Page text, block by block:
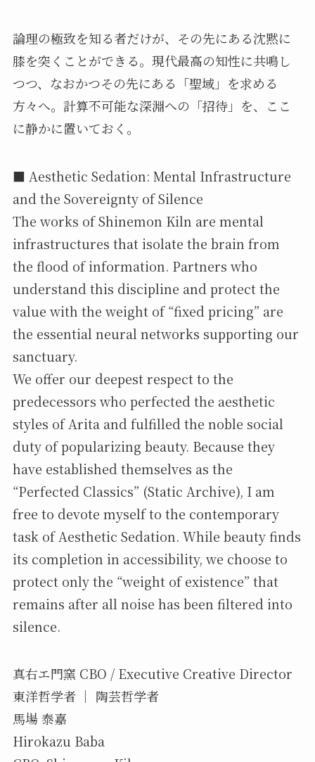
論理の極致を知る者だけが、その先にある沈黙に
膝を突くことができる。現代最高の知性に共鳴し
つつ、なおかつその先にある「聖域」を求める
方々へ。計算不可能な深淵への「招待」を、ここ
に静かに置いておく。
■ Aesthetic Sedation: Mental Infrastructure
and the Sovereignty of Silence
The works of Shinemon Kiln are mental
infrastructures that isolate the brain from
the flood of information. Partners who
understand this discipline and protect the
value with the weight of “fixed pricing” are
the essential neural networks supporting our
sanctuary.
We offer our deepest respect to the
predecessors who perfected the aesthetic
styles of Arita and fulfilled the noble social
duty of popularizing beauty. Because they
have established themselves as the
“Perfected Classics” (Static Archive), I am
free to devote myself to the contemporary
task of Aesthetic Sedation. While beauty finds
its completion in accessibility, we choose to
protect only the “weight of existence” that
remains after all noise has been filtered into
silence.
真右エ門窯 CBO / Executive Creative Director
東洋哲学者 ｜ 陶芸哲学者
馬場 泰嘉
Hirokazu Baba